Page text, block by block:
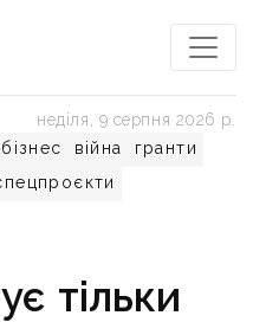
бізнес війна
гранти
неділя, 9 серпня 2026 р.
тільки